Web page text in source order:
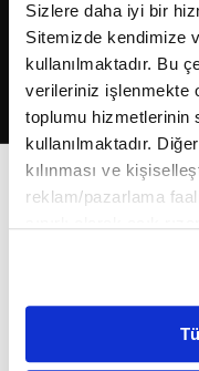
Sizlere daha iyi bir
Sitemizde kendimize
kullanılmaktadır. Bu
verileriniz işlenmekte
toplumu hizmetlerinin
kullanılmaktadır.
kılınması ve
reklam/pazarlama
belirleyebilirsiniz.
Ayarlar butonuna
Metnimizi ziyaret
6698 sayılı Kişisel
2026Fikriyat. Tüm